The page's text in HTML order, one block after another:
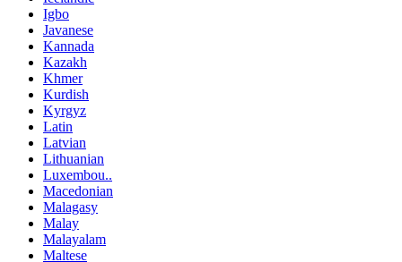
Igbo
Javanese
Kannada
Kazakh
Khmer
Kurdish
Kyrgyz
Latin
Latvian
Lithuanian
Luxembou..
Macedonian
Malagasy
Malay
Malayalam
Maltese